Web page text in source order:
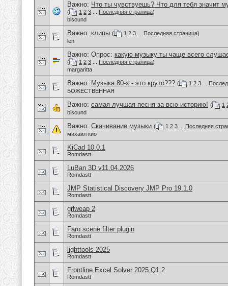
Важно: Что ты чувствуешь? Что для тебя значит
( 1 2 3 Последняя страница)
bisound
Важно: клипы ( 1 2 3 Последняя страница)
len
Важно: Опрос: какую музыку ты чаще всего
( 1 2 3 Последняя страница)
margaritta
Важно: Музыка 80-х - это круто??? ( 1 2 3
БОЖЕСТВЕННАЯ
Важно: самая лучшая песня за всю историю! ( 1
bisound
Важно: Скачивание музыки ( 1 2 3
Последняя
михаил кио
KiCad 10.0.1
Romdastt
LuBan 3D v11.04.2026
Romdastt
JMP Statistical Discovery JMP Pro 19.1.0
Romdastt
grlweap 2
Romdastt
Faro scene filter plugin
Romdastt
lighttools 2025
Romdastt
Frontline Excel Solver 2025 Q1 2
Romdastt